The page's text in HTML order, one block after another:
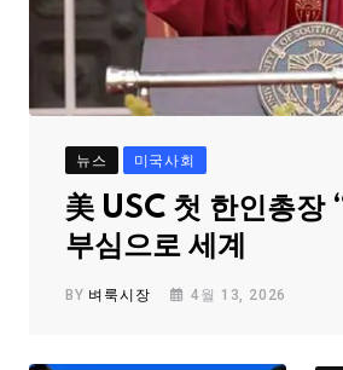
뉴스 미국사회
美 USC 첫 한인총장
부심으로 세계
BY 벼룩시장 4월 13, 2026